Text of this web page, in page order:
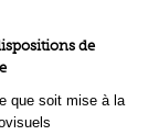
de
que soit mise à la